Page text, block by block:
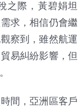
之際，黃碧娟坦
求，相信仍會繼
察到，雖然航運
易糾紛影響，但
間，亞洲區客戶